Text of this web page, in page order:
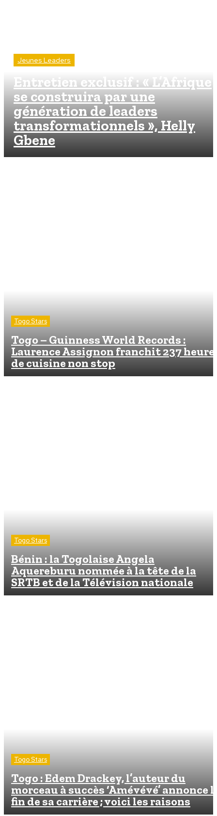
Jeunes Leaders
Entretien exclusif : « L’Afrique
se construira par une
génération de leaders
transformationnels », Helly
Gbene
Togo Stars
Togo – Guinness World Records :
Laurence Assignon franchit 237
de cuisine non stop
Togo Stars
Bénin : la Togolaise Angela
Aquereburu nommée à la tête de la
SRTB et de la Télévision nationale
Togo Stars
Togo : Edem Drackey, l’auteur du
morceau à succès ‘Amévévé’ annonce
fin de sa carrière ; voici les raisons